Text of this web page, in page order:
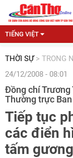
TIẾNG VIỆT
THỜI SỰ > TRONG
24/12/2008 - 08:01
Đồng chí Trương
Thường trực
Tiếp tục
các điển
tấm